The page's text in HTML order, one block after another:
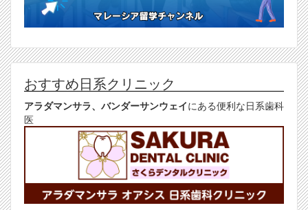
おすすめ日系クリニック
アラダマンサラ、バンダーサンウェイにある便利な日系歯科
医